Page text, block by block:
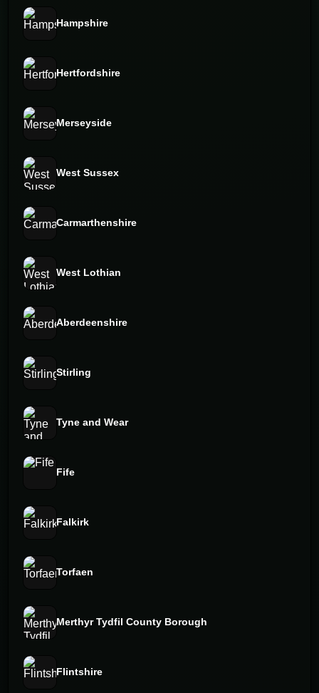
Hampshire
Hertfordshire
Merseyside
West Sussex
Carmarthenshire
West Lothian
Aberdeenshire
Stirling
Tyne and Wear
Fife
Falkirk
Torfaen
Merthyr Tydfil County Borough
Flintshire